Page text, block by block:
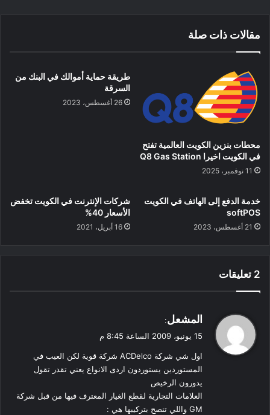
مقالات ذات صلة
محطات بنزين الكويت العالمية تفتح
في الكويت اخيرا Q8 Gas Station
11 نوفمبر، 2025
طريقة حماية أموالك في البنك من
السرقة
26 أغسطس، 2023
خدمة الدفع إلى الهاتف في الكويت
softPOS
21 أغسطس، 2023
شركات الإنترنت في الكويت تخفض
الأسعار 40%
16 أبريل، 2021
‫2 تعليقات
ي
ل
المشعل:
15 يونيو، 2009 الساعة 8:45 م
اول شي شركة ACDelco شركة قوية لكن العيب في
المستوردين يستوردون اردى الانواع يعني تقدر تقول
يدورون الرخيص
العلامات التجارية لقطع الغيار المعترف فيها من قبل شركة
GM واللي تنصح بتركيبها هي :